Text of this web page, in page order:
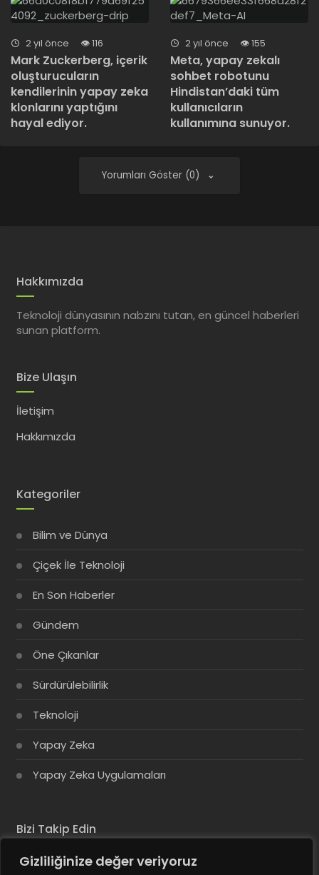
Gizliliğinize değer veriyoruz
2 yıl önce 116
Mark Zuckerberg, içerik
oluşturucuların
kendilerinin yapay zeka
klonlarını yaptığını
hayal ediyor.
2 yıl önce 155
Meta, yapay zekalı
sohbet robotunu
Hindistan’daki tüm
kullanıcıların
kullanımına sunuyor.
Yorumları Göster (0)
Hakkımızda
Teknoloji dünyasının nabzını tutan, en güncel haberleri
sunan platform.
Bize Ulaşın
İletişim
Hakkımızda
Kategoriler
Bilim ve Dünya
Çiçek İle Teknoloji
En Son Haberler
Gündem
Öne Çıkanlar
Sürdürülebilirlik
Teknoloji
Yapay Zeka
Yapay Zeka Uygulamaları
Bizi Takip Edin